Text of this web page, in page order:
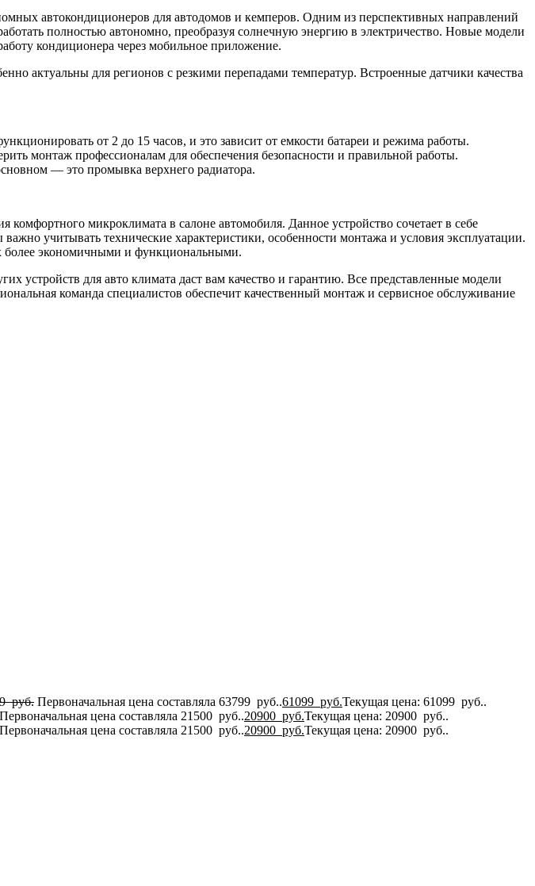
автокондиционеров для автодомов и кемперов. Одним из перспективных направлений
полностью автономно, преобразуя солнечную энергию в электричество. Новые модели
кондиционера через мобильное приложение.
актуальны для регионов с резкими перепадами температур. Встроенные датчики качества
от 2 до 15 часов, и это зависит от емкости батареи и режима работы.
монтаж профессионалам для обеспечения безопасности и правильной работы.
— это промывка верхнего радиатора.
микроклимата в салоне автомобиля. Данное устройство сочетает в себе
учитывать технические характеристики, особенности монтажа и условия эксплуатации.
более экономичными и функциональными.
устройств для авто климата даст вам качество и гарантию. Все представленные модели
команда специалистов обеспечит качественный монтаж и сервисное обслуживание
руб. Первоначальная цена составляла 63799 руб..61099 руб.Текущая цена: 61099 руб..
Первоначальная цена составляла 21500 руб..20900 руб.Текущая цена: 20900 руб..
Первоначальная цена составляла 21500 руб..20900 руб.Текущая цена: 20900 руб..